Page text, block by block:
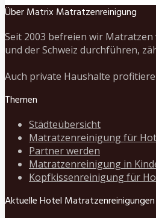
Über Matrix Matratzenreinigung
Seit 2003 befreien wir
und der Schweiz durchführen,
Auch private Haushalte
Themen
Städteübersicht
Matratzenreinigung für
Partner werden
Matratzenreinigung in
Kopfkissenreinigung für
Aktuelle Hotel Matratzenreinigungen